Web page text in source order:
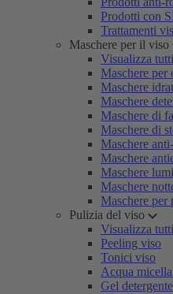
Prodotti con
Trattamenti
Maschere per il viso
Visualizza tutti
Maschere per
Maschere
Maschere
Maschere di
Maschere di
Maschere
Maschere
Maschere
Maschere
Maschere per
Pulizia del viso
Visualizza tutti
Peeling viso
Tonici viso
Acqua
Gel detergente